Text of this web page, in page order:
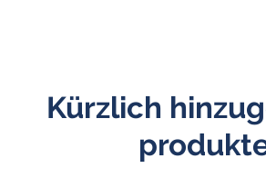
Kürzlich